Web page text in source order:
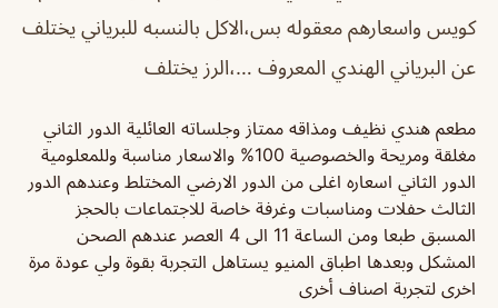
كويس واسعارهم معقوله بس،الاكل بالنسبه للبرياني يختلف
عن البرياني الهندي المعروف …،الرز يختلف
مطعم هندي نظيف ومذاقه ممتاز وجلساته العائلية الدور الثاني
مغلقة ومريحة والخصوصية 100% والاسعار مناسبة وللمعلومية
الدور الثاني اسعاره اغلى من الدور الارضي المختلط وعندهم الدور
الثالث حفلات ومناسبات وغرفة خاصة للاجتماعات بالحجز
المسبق طبعا ومن الساعة 11 الى 4 العصر عندهم الصحن
المشكل وبعدها اطباق المنيو يستاهل التجربة بقوة ولي عودة مرة
اخرى لتجربة اصناف أخرى